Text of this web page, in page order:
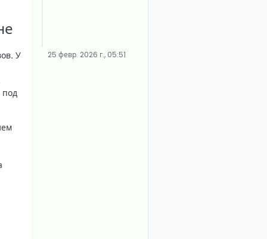
У
под
25 февр. 2026 г., 05:51